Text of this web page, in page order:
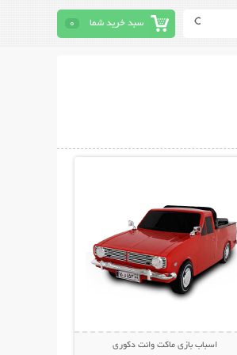
سبد خرید شما 0
اسباب بازی ماکت وانت دکوری